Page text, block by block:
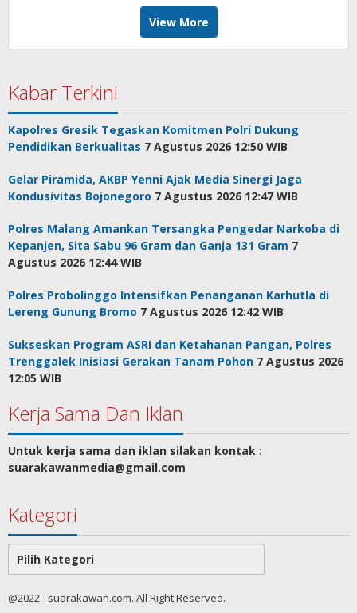
View More
Kabar Terkini
Kapolres Gresik Tegaskan Komitmen Polri Dukung
Pendidikan Berkualitas 7 Agustus 2026 12:50 WIB
Gelar Piramida, AKBP Yenni Ajak Media Sinergi Jaga
Kondusivitas Bojonegoro 7 Agustus 2026 12:47 WIB
Polres Malang Amankan Tersangka Pengedar Narkoba di
Kepanjen, Sita Sabu 96 Gram dan Ganja 131 Gram 7
Agustus 2026 12:44 WIB
Polres Probolinggo Intensifkan Penanganan Karhutla di
Lereng Gunung Bromo 7 Agustus 2026 12:42 WIB
Sukseskan Program ASRI dan Ketahanan Pangan, Polres
Trenggalek Inisiasi Gerakan Tanam Pohon 7 Agustus 2026
12:05 WIB
Kerja Sama Dan Iklan
Untuk kerja sama dan iklan silakan kontak :
suarakawanmedia@gmail.com
Kategori
Kategori
@2022 - suarakawan.com. All Right Reserved.